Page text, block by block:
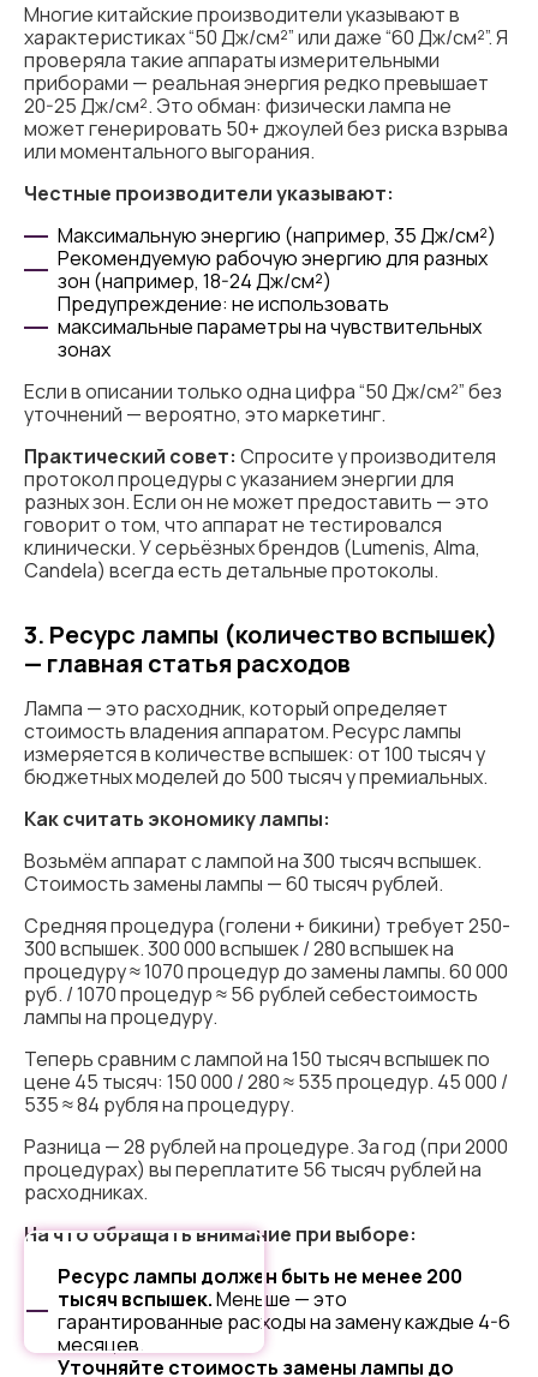
Многие китайские производители указывают в
характеристиках “50 Дж/см²” или даже “60 Дж/см²”. Я
проверяла такие аппараты измерительными
приборами — реальная энергия редко превышает
20-25 Дж/см². Это обман: физически лампа не
может генерировать 50+ джоулей без риска взрыва
или моментального выгорания.
Честные производители указывают:
Максимальную энергию (например, 35 Дж/см²)
Рекомендуемую рабочую энергию для разных
зон (например, 18-24 Дж/см²)
Предупреждение: не использовать
максимальные параметры на чувствительных
зонах
Если в описании только одна цифра “50 Дж/см²” без
уточнений — вероятно, это маркетинг.
Практический совет: Спросите у производителя
протокол процедуры с указанием энергии для
разных зон. Если он не может предоставить — это
говорит о том, что аппарат не тестировался
клинически. У серьёзных брендов (Lumenis, Alma,
Candela) всегда есть детальные протоколы.
3. Ресурс лампы (количество вспышек)
— главная статья расходов
Лампа — это расходник, который определяет
стоимость владения аппаратом. Ресурс лампы
измеряется в количестве вспышек: от 100 тысяч у
бюджетных моделей до 500 тысяч у премиальных.
Как считать экономику лампы:
Возьмём аппарат с лампой на 300 тысяч вспышек.
Стоимость замены лампы — 60 тысяч рублей.
Средняя процедура (голени + бикини) требует 250-
300 вспышек. 300 000 вспышек / 280 вспышек на
процедуру ≈ 1070 процедур до замены лампы. 60 000
руб. / 1070 процедур ≈ 56 рублей себестоимость
лампы на процедуру.
Теперь сравним с лампой на 150 тысяч вспышек по
цене 45 тысяч: 150 000 / 280 ≈ 535 процедур. 45 000 /
535 ≈ 84 рубля на процедуру.
Разница — 28 рублей на процедуре. За год (при 2000
процедурах) вы переплатите 56 тысяч рублей на
расходниках.
На что обращать внимание при выборе:
Ресурс лампы должен быть не менее 200
тысяч вспышек.Меньше — это
гарантированные расходы на замену каждые 4-6
месяцев.
Уточняйте стоимость замены лампы до
Cookie - правилами